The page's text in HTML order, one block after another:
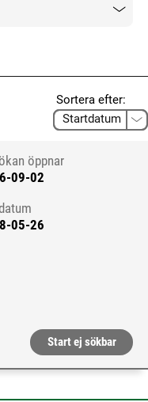
Sortera efter:
öppnar
09-02
05-26
Start ej sökbar